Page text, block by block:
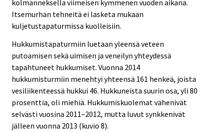
kolmanneksella viimeisen kymmenen vuoden aikana.
Itsemurhan tehneitä ei lasketa mukaan
kuljetustapaturmissa kuolleisiin.
Hukkumistapaturmiin luetaan yleensä veteen
putoamisen sekä uimisen ja veneilyn yhteydessä
tapahtuneet hukkumiset. Vuonna 2014
hukkumisturmiin menehtyi yhteensä 161 henkeä, joista
vesiliikenteessä hukkui 46. Hukkuneista suurin osa, yli 80
prosenttia, oli miehiä. Hukkumiskuolemat vähenivät
selvästi vuosina 2011–2012, mutta luvut synkkenivät
jälleen vuonna 2013 (kuvio 8).